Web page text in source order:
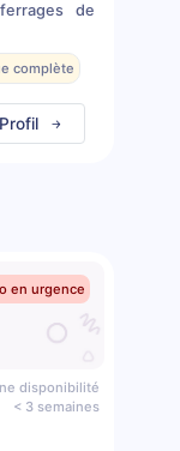
de
complète
Profil
en urgence
disponibilité
< 3 semaines